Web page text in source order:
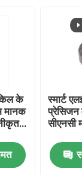
के
मानक
स्मार्ट
सीएनसी